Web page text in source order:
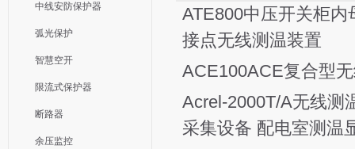
中线安防保护器
弧光保护
智慧空开
限流式保护器
断路器
余压监控
ATE800中压开关柜内
接点无线测温装置
ACE100ACE复合型
Acrel-2000T/A无线测
采集设备 配电室测温